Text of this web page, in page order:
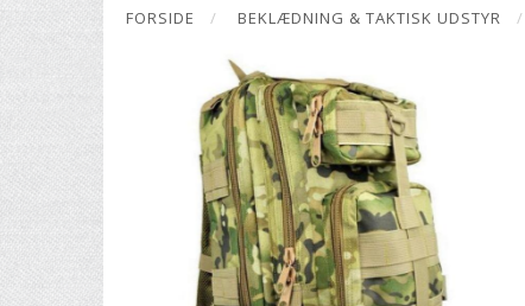
FORSIDE BEKLÆDNING & TAKTISK UDSTYR